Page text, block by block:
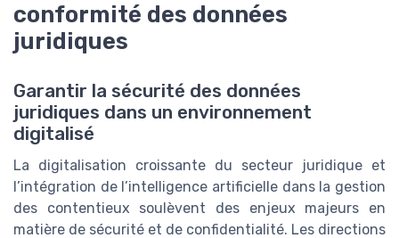
conformité des données
juridiques
Garantir la sécurité des données
juridiques dans un environnement
digitalisé
La digitalisation croissante du secteur juridique et
l’intégration de l’intelligence artificielle dans la gestion
des contentieux soulèvent des enjeux majeurs en
matière de sécurité et de confidentialité. Les directions